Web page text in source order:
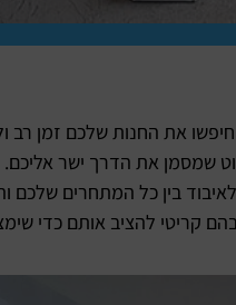
את החנות שלכם זמן רב
שמסמן את הדרך ישר אליכם.
בין כל המתחרים שלכם
קריטי להציב אותם כדי